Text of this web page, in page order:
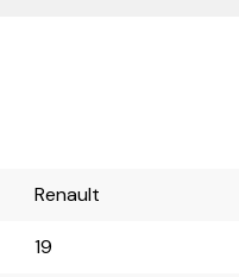
Renault
19